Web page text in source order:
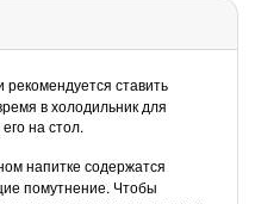
ставить
в холодильник для
на стол.
напитке содержатся
помутнение. Чтобы